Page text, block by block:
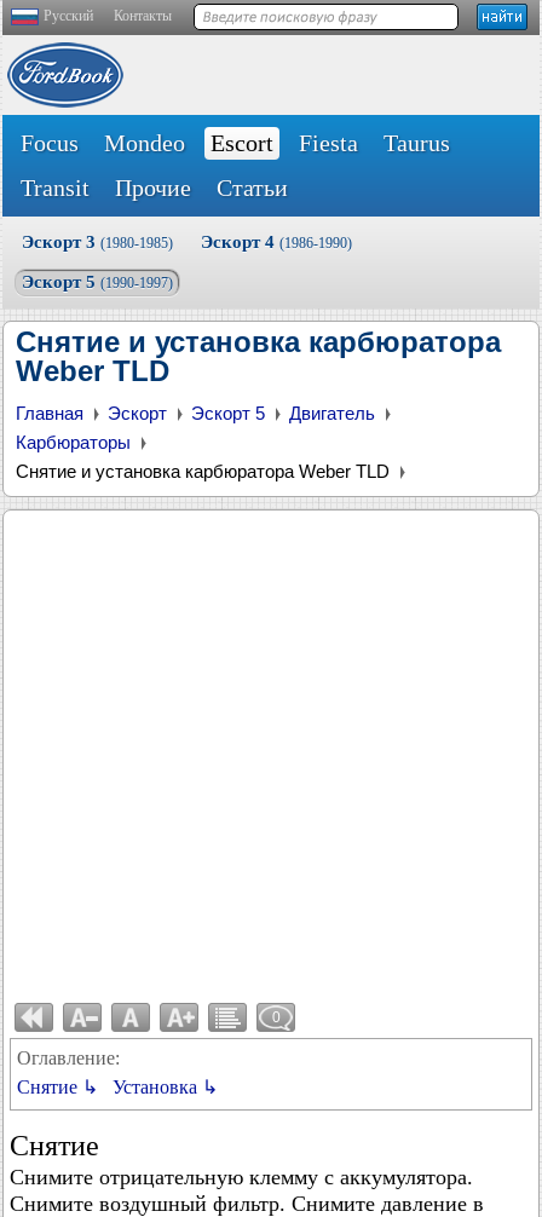
Русский Контакты
Focus Mondeo Escort Fiesta
Taurus
Transit
Прочие Статьи
Эскорт 3 (1980-1985) Эскорт 4 (1986-1990)
Эскорт 5 (1990-1997)
Снятие и установка карбюратора
Weber TLD
Главная Эскорт Эскорт 5
Двигатель
Карбюраторы
Снятие и установка карбюратора Weber TLD
0
Оглавление:
Снятие ↳
Установка ↳
Снятие
Снимите отрицательную клемму с аккумулятора.
Снимите воздушный фильтр. Снимите давление в